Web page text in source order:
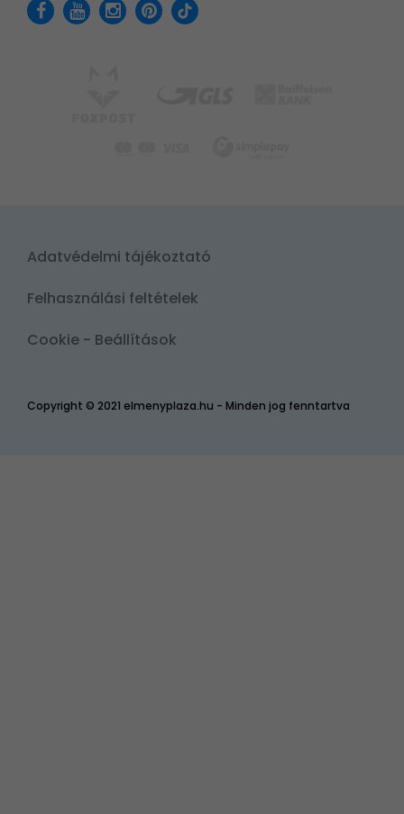
Copyright © 2021 elmenyplaza.hu - Minden jog fenntartva
Adatvédelmi tájékoztató
Felhasználási feltételek
Cookie - Beállítások